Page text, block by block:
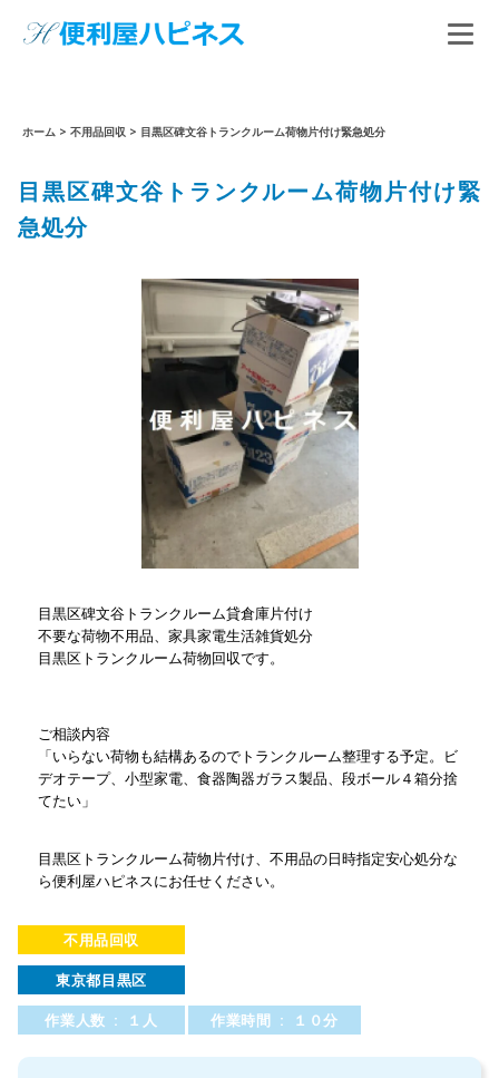
ホーム > 不用品回収 > 目黒区碑文谷トランクルーム荷物片付け緊急処分
目黒区碑文谷トランクルーム荷物片付け緊
急処分
目黒区碑文谷トランクルーム貸倉庫片付け
不要な荷物不用品、家具家電生活雑貨処分
目黒区トランクルーム荷物回収です。
ご相談内容
「いらない荷物も結構あるのでトランクルーム整理する予定。ビ
デオテープ、小型家電、食器陶器ガラス製品、段ボール４箱分捨
てたい」
目黒区トランクルーム荷物片付け、不用品の日時指定安心処分な
ら便利屋ハピネスにお任せください。
不用品回収
東京都目黒区
作業人数 : １人
作業時間 : １０分